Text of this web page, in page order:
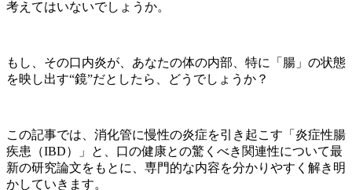
考えてはいないでしょうか。
もし、その口内炎が、あなたの体の内部、特に「腸」の状態
を映し出す“鏡”だとしたら、どうでしょうか？
この記事では、消化管に慢性の炎症を引き起こす「炎症性腸
疾患（IBD）」と、口の健康との驚くべき関連性について最
新の研究論文をもとに、専門的な内容を分かりやすく解き明
かしていきます。